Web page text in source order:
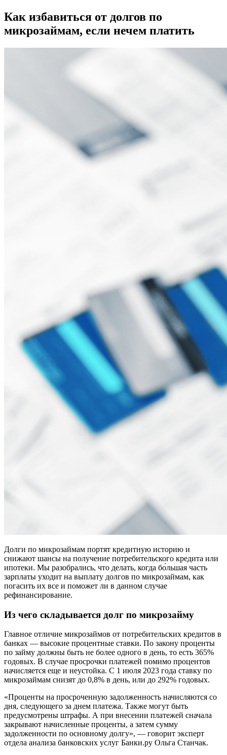
Как избавиться от долгов по
микрозаймам, если нечем платить
Долги по микрозаймам портят кредитную историю и
снижают шансы на получение потребительского кредита или
ипотеки. Мы разобрались, что делать, когда бо́льшая часть
зарплаты уходит на выплату долгов по микрозаймам, как
погасить их все и поможет ли в данном случае
рефинансирование.
Из чего складывается долг по микрозайму
Главное отличие микрозаймов от потребительских кредитов в
банках — высокие процентные ставки. По закону проценты
по займу должны быть не более одного в день, то есть 365%
годовых. В случае просрочки платежей помимо процентов
начисляется еще и неустойка. С 1 июля 2023 года ставку по
микрозаймам снизят до 0,8% в день, или до 292% годовых.
«Проценты на просроченную задолженность начисляются со
дня, следующего за днем платежа. Также могут быть
предусмотрены штрафы. А при внесении платежей сначала
закрывают начисленные проценты, а затем сумму
задолженности по основному долгу», — говорит эксперт
отдела анализа банковских услуг Банки.ру Ольга Станчак.